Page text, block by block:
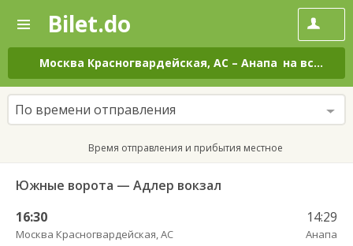
—
Поиск
и
покупка
билетов
на
автобус
онлайн
Bilet.do
Москва Красногвардейская, АС – Анапа на все дни
По времени отправления
Время отправления и прибытия местное
Южные ворота — Адлер вокзал
16:30
Москва Красногвардейская, АС
14:29
Анапа